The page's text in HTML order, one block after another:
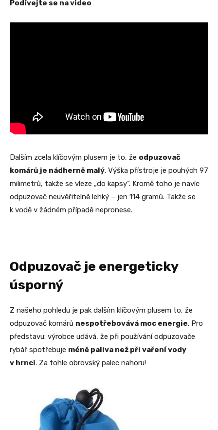
Podívejte se na video
Dalším zcela klíčovým plusem je to, že odpuzovač
komárů je nádherně malý. Výška přístroje je pouhých 97
milimetrů, takže se vleze „do kapsy“. Kromě toho je navíc
odpuzovač neuvěřitelně lehký – jen 114 gramů. Takže se
k vodě v žádném případě nepronese.
Odpuzovač je energeticky
úsporný
Z našeho pohledu je pak dalším klíčovým plusem to, že
odpuzovač komárů nespotřebovává moc energie. Pro
představu: výrobce udává, že při používání odpuzovače
rybář spotřebuje méně paliva než při vaření vody
v hrnci. Za tohle obrovský palec nahoru!